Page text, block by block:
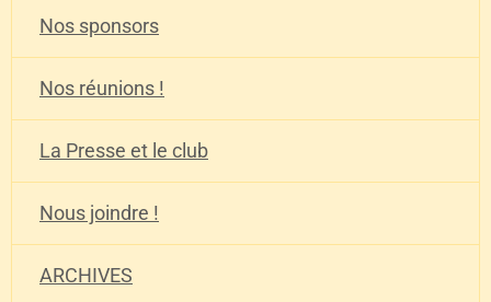
Nos sponsors
Nos réunions !
La Presse et le club
Nous joindre !
ARCHIVES